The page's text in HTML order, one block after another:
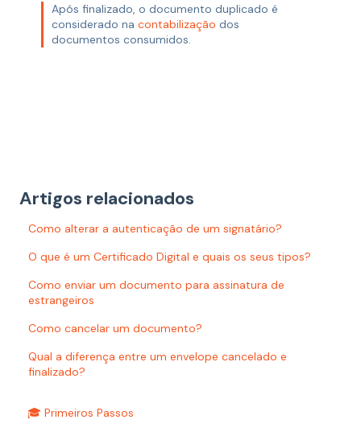
Após finalizado, o documento duplicado é
considerado na contabilização dos
documentos consumidos.
Artigos relacionados
Como alterar a autenticação de um signatário?
O que é um Certificado Digital e quais os seus tipos?
Como enviar um documento para assinatura de
estrangeiros
Como cancelar um documento?
Qual a diferença entre um envelope cancelado e
finalizado?
🎓 Primeiros Passos